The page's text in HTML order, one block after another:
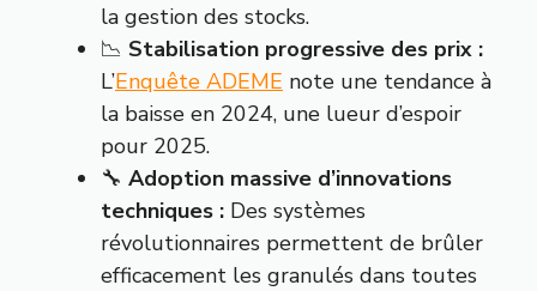
la gestion des stocks.
📉 Stabilisation progressive des prix :
L’Enquête ADEME note une tendance à
la baisse en 2024, une lueur d’espoir
pour 2025.
🔧 Adoption massive d’innovations
techniques : Des systèmes
révolutionnaires permettent de brûler
efficacement les granulés dans toutes